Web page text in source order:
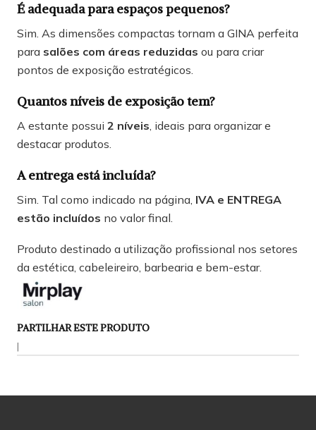
É adequada para espaços pequenos?
Sim. As dimensões compactas tornam a GINA perfeita
para salões com áreas reduzidas ou para criar
pontos de exposição estratégicos.
Quantos níveis de exposição tem?
A estante possui 2 níveis, ideais para organizar e
destacar produtos.
A entrega está incluída?
Sim. Tal como indicado na página, IVA e ENTREGA
estão incluídos no valor final.
Produto destinado a utilização profissional nos setores
da estética, cabeleireiro, barbearia e bem-estar.
PARTILHAR ESTE PRODUTO
|